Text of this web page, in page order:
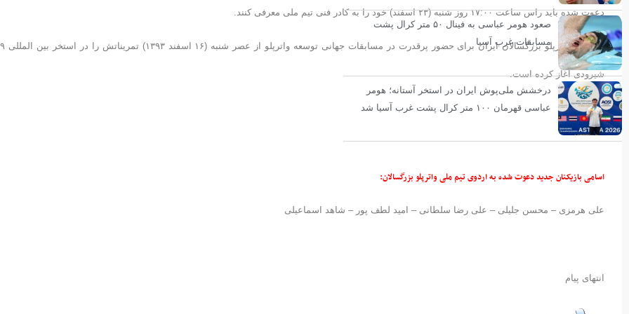
دعوت شده باید راس ساعت ۱۷:۰۰ روز شنبه (۲۳ اسفند) خود را به کادر فنی تیم ملی معرفی کنند.
تیم
شیرودی آغاز کرده است.
اسامی بازیکنان جدید دعوت شده به اردوی تیم ملی واترپلو بزرگسالان:
علی هرمزی – محسن جلیلی – علی رضا سلطانی – امید لطف پور – شاهد اسماعیلی
انتهای پیام
صعود هومر عباسی به فینال ۵۰ متر کرال پشت
مسابقات غرب آسیا
درخشش ملی‌پوش ایران در استخر آستانه؛ هومر
عباسی قهرمان ۱۰۰ متر کرال پشت غرب آسیا شد